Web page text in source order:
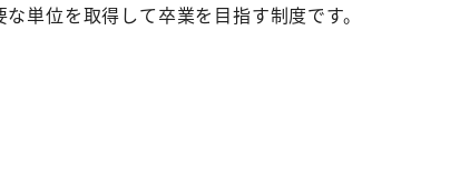
単位を取得して卒業を目指す制度です。